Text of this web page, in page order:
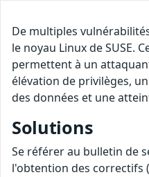
De multiples
le noyau Linux de SUSE.
permettent à un
élévation de privilèges,
des données et une
Solutions
Se référer au bulletin de
l'obtention des correctifs